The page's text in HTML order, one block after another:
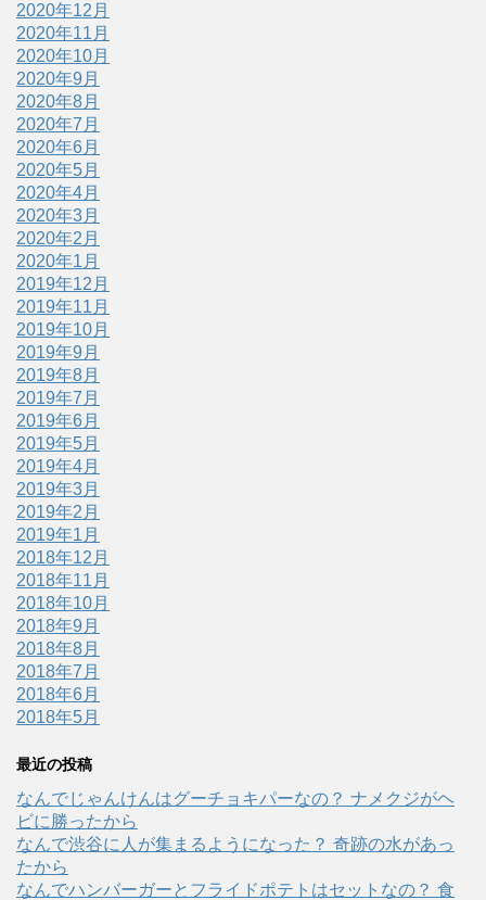
2020年12月
2020年11月
2020年10月
2020年9月
2020年8月
2020年7月
2020年6月
2020年5月
2020年4月
2020年3月
2020年2月
2020年1月
2019年12月
2019年11月
2019年10月
2019年9月
2019年8月
2019年7月
2019年6月
2019年5月
2019年4月
2019年3月
2019年2月
2019年1月
2018年12月
2018年11月
2018年10月
2018年9月
2018年8月
2018年7月
2018年6月
2018年5月
最近の投稿
なんでじゃんけんはグーチョキパーなの？ ナメクジがヘ
ビに勝ったから
なんで渋谷に人が集まるようになった？ 奇跡の水があっ
たから
なんでハンバーガーとフライドポテトはセットなの？ 食